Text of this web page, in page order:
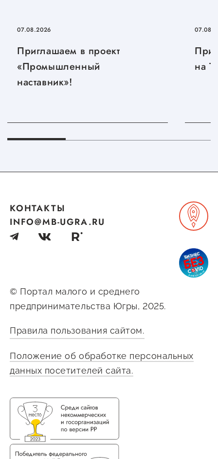
07.08.2026
Приглашаем в проект
«Промышленный
наставник»!
на
© Портал малого и среднего
предпринимательства Югры, 2025.
Правила пользования сайтом.
Положение об обработке персональных
данных посетителей сайта.
КОНТАКТЫ
INFO@MB-UGRA.RU